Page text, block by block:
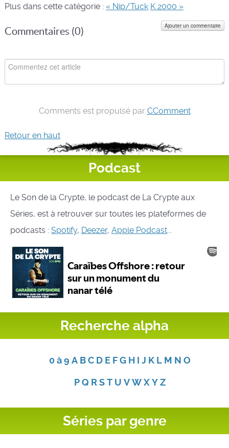
Plus dans cette catégorie : « Nip/Tuck K 2000 »
Commentaires (0)
Ajouter un commentaire
Comments est propulsé par CComment
Retour en haut
Podcast
Le Son de la Crypte, le podcast de La Crypte aux
Séries, est à retrouver sur toutes les plateformes de
podcasts : Spotify, Deezer, Apple Podcast...
Recherche alpha
0 à 9 A B C D E F G H I J K L M N O
P Q R S T U V W X Y Z
Séries par genre